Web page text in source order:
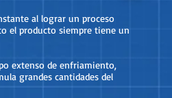
al lograr un proceso
el producto siempre tiene un
extenso de enfriamiento,
grandes cantidades del